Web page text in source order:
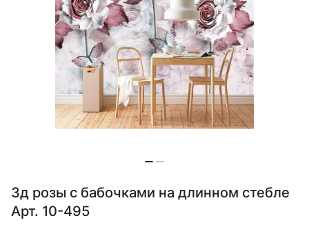
3д розы с бабочками на длинном стебле
Арт. 10-495